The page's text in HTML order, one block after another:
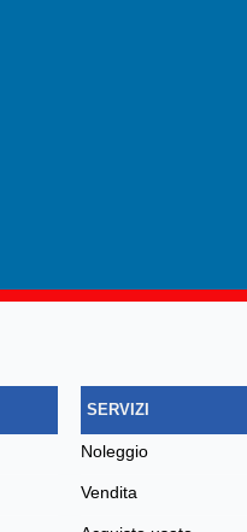
SERVIZI
noleggio
vendita